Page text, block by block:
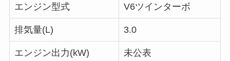
エンジン型式 V6ツインターボ
排気量(L) 3.0
エンジン出力(kW) 未公表